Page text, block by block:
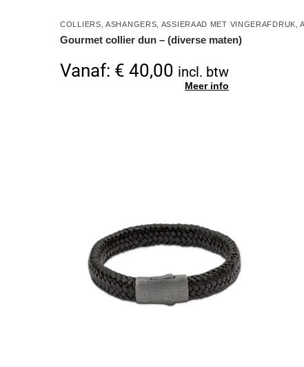
COLLIERS ,ASHANGERS ASSIERAAD MET VINGERAFDRUK ,
Gourmet collier dun – (diverse maten)
Vanaf: € 40,00 incl. btw
Meer info